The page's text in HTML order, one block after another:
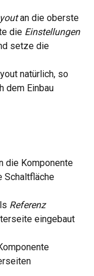
an die oberste
die Einstellungen
setze die
natürlich, so
dem Einbau
die Komponente
Schaltfläche
Referenz
eingebaut